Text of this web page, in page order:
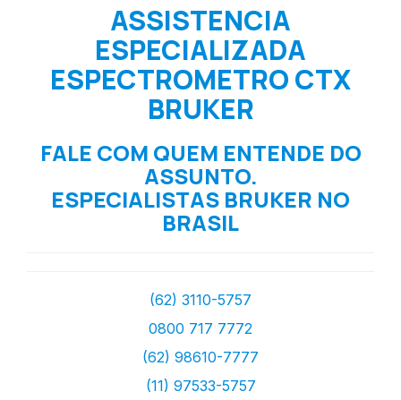
ASSISTENCIA
ESPECIALIZADA
ESPECTROMETRO CTX
BRUKER
FALE COM QUEM ENTENDE DO
ASSUNTO.
ESPECIALISTAS BRUKER NO
BRASIL
(62) 3110-5757
0800 717 7772
(62) 98610-7777
(11) 97533-5757